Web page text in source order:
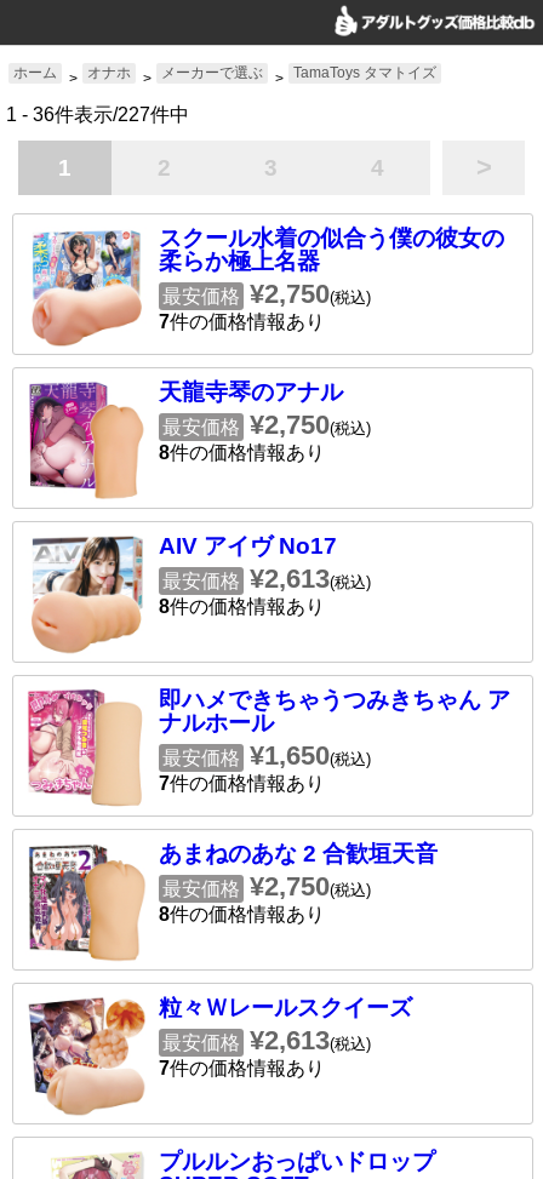
ホーム > オナホ > メーカーで選ぶ > TamaToys タマトイズ
1 - 36件表示/227件中
1 2 3 4 >
スクール水着の似合う僕の彼女の
柔らか極上名器
最安価格 ¥2,750(税込)
7件の価格情報あり
天龍寺琴のアナル
最安価格 ¥2,750(税込)
8件の価格情報あり
AIV アイヴ No17
最安価格 ¥2,613(税込)
8件の価格情報あり
即ハメできちゃうつみきちゃん ア
ナルホール
最安価格 ¥1,650(税込)
7件の価格情報あり
あまねのあな 2 合歓垣天音
最安価格 ¥2,750(税込)
8件の価格情報あり
粒々Ｗレールスクイーズ
最安価格 ¥2,613(税込)
7件の価格情報あり
プルルンおっぱいドロップ